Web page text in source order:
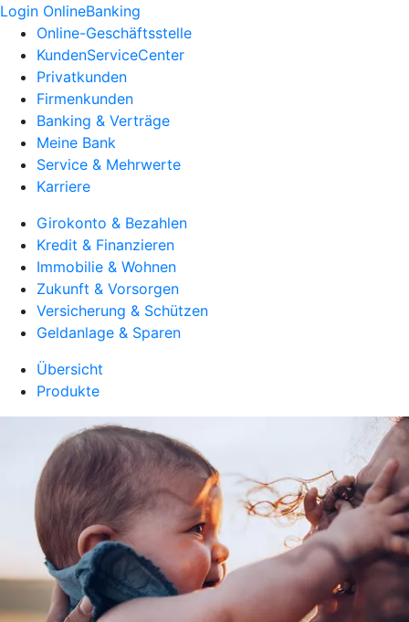
Login OnlineBanking
Online-Geschäftsstelle
KundenServiceCenter
Privatkunden
Firmenkunden
Banking & Verträge
Meine Bank
Service & Mehrwerte
Karriere
Girokonto & Bezahlen
Kredit & Finanzieren
Immobilie & Wohnen
Zukunft & Vorsorgen
Versicherung & Schützen
Geldanlage & Sparen
Übersicht
Produkte